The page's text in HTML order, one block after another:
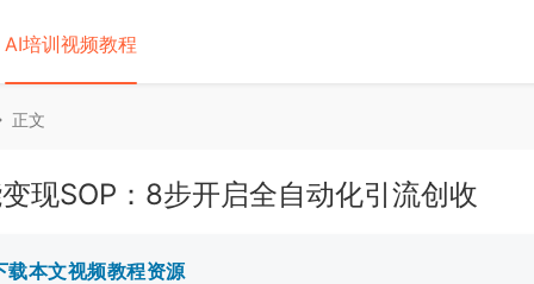
AI培训视频教程
正文
现SOP：8步开启全自动化引流创收
载本文视频教程资源